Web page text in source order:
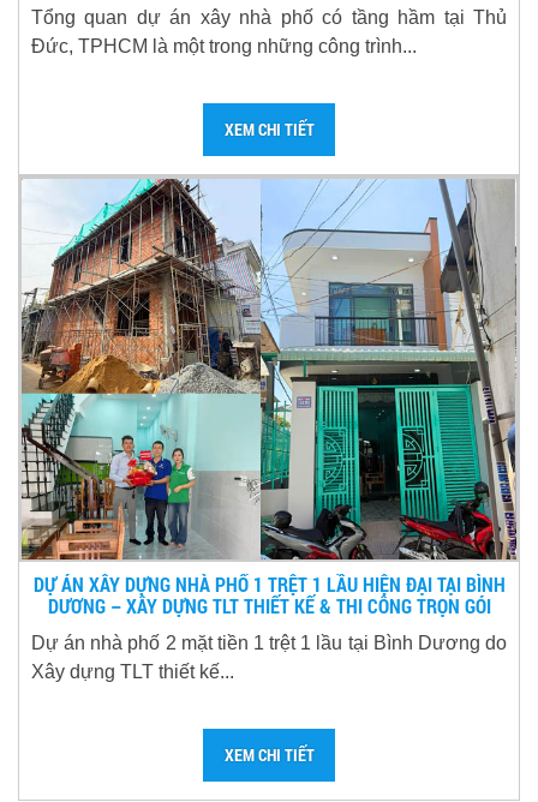
Tổng quan dự án xây nhà phố có tầng hầm tại Thủ
Đức, TPHCM là một trong những công trình...
XEM CHI TIẾT
DỰ ÁN XÂY DỰNG NHÀ PHỐ 1 TRỆT 1 LẦU HIỆN ĐẠI TẠI BÌNH
DƯƠNG – XÂY DỰNG TLT THIẾT KẾ & THI CÔNG TRỌN GÓI
Dự án nhà phố 2 mặt tiền 1 trệt 1 lầu tại Bình Dương do
Xây dựng TLT thiết kế...
XEM CHI TIẾT